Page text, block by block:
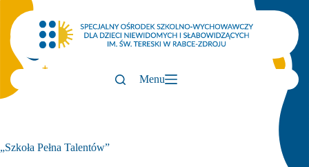
treści
Menu
„Szkoła Pełna Talentów”